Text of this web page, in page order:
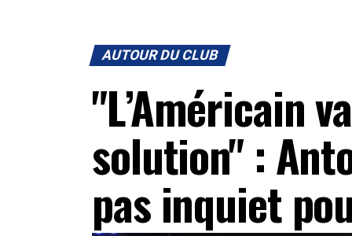
AUTOUR DU CLUB
"L’Américain
solution" :
pas inquiet